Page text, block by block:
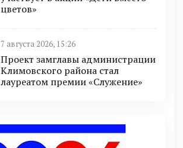
цветов»
7 августа 2026, 15:26
Проект замглавы администрации
Климовского района стал
лауреатом премии «Служение»